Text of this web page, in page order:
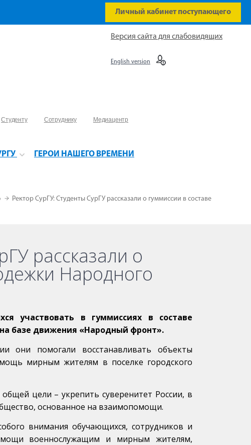
Личный кабинет поступающего
Студенту Сотруднику
Медиацентр
ГЕРОИ НАШЕГО ВРЕМЕНИ
Версия сайта для слабовидящих
English version
Ректор СурГУ: Студенты СурГУ рассказали о гуммиссии в составе
рассказали о
Народного
участвовать в гуммиссиях в составе
базе движения «Народный фронт».
они помогали восстанавливать объекты
мирным жителям в поселке городского
цели – укрепить суверенитет России, в
основанное на взаимопомощи.
внимания обучающихся, сотрудников и
военнослужащим и мирным жителям,